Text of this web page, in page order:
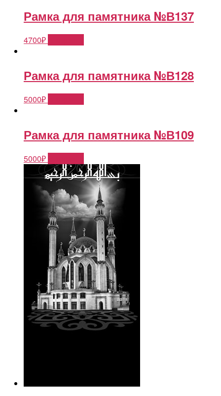
Рамка для памятника №В137
4700₽
Рамка для памятника №В128
5000₽
Рамка для памятника №В109
5000₽